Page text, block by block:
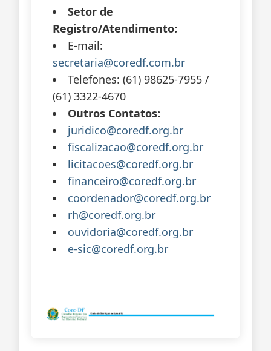
Setor de
Registro/Atendimento:
E-mail:
secretaria@coredf.com.br
Telefones: (61) 98625-7955 /
(61) 3322-4670
Outros Contatos:
juridico@coredf.org.br
fiscalizacao@coredf.org.br
licitacoes@coredf.org.br
financeiro@coredf.org.br
coordenador@coredf.org.br
rh@coredf.org.br
ouvidoria@coredf.org.br
e-sic@coredf.org.br